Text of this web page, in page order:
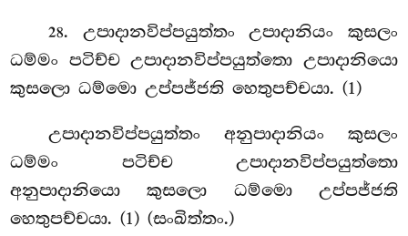
28. උපාදානවිප්පයුත්තංඋපාදානියං කුසලං
ධම්මං පටිච්ච උපාදානවිප්පයුත්තො උපාදානියො
කුසලො ධම්මො උප්පජ්ජති හෙතුපච්චයා. (1)
උපාදානවිප්පයුත්තං අනුපාදානියං කුසලං
ධම්මං පටිච්ච උපාදානවිප්පයුත්තො
අනුපාදානියො කුසලො ධම්මො උප්පජ්ජති
හෙතුපච්චයා. (1) (සංඛිත්තං.)